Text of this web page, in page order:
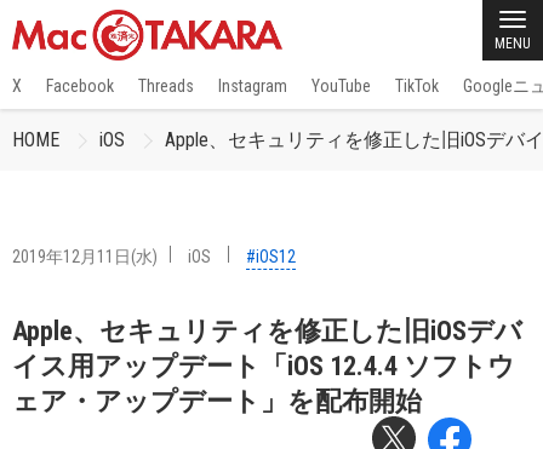
MENU
X Facebook Threads Instagram YouTube TikTok Googleニ
HOME iOS Apple、セキュリティを修正した旧iOSデバ
2019年12月11日(水) iOS #iOS12
Apple、セキュリティを修正した旧iOSデバ
イス用アップデート「iOS 12.4.4 ソフトウ
ェア・アップデート」を配布開始